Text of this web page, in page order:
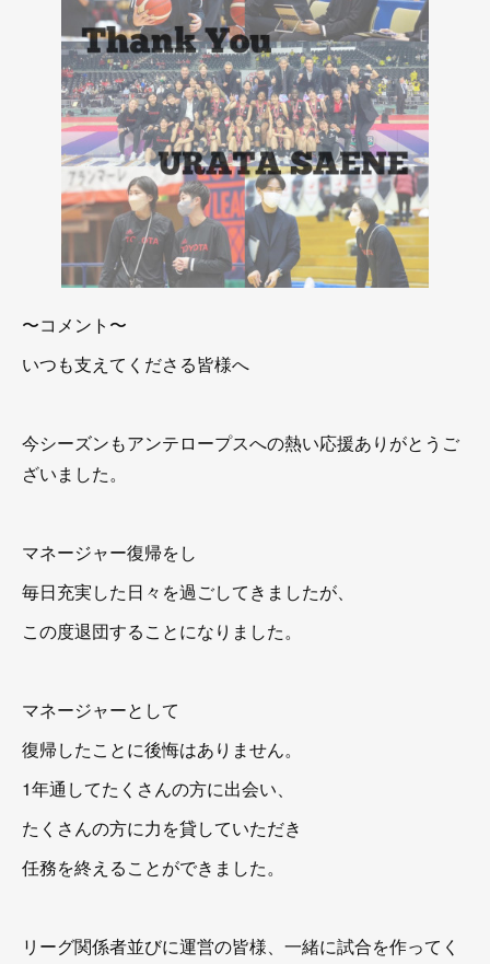
〜コメント〜
いつも支えてくださる皆様へ
今シーズンもアンテロープスへの熱い応援ありがとうご
ざいました。
マネージャー復帰をし
毎日充実した日々を過ごしてきましたが、
この度退団することになりました。
マネージャーとして
復帰したことに後悔はありません。
1年通してたくさんの方に出会い、
たくさんの方に力を貸していただき
任務を終えることができました。
リーグ関係者並びに運営の皆様、一緒に試合を作ってく